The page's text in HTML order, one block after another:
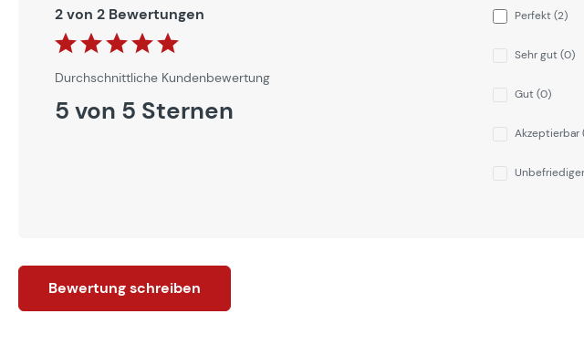
2 von 2 Bewertungen
Durchschnittliche Bewertung von 5 von 5 Sternen
Durchschnittliche Kundenbewertung
5 von 5 Sternen
Perfekt (2)
Sehr gut (0)
Gut (0)
Akzeptierbar
Bewertung schreiben